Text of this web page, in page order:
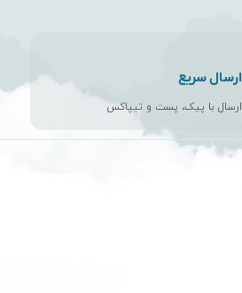
ارسال سریع
ارسال با پیک، پست و تیپاکس